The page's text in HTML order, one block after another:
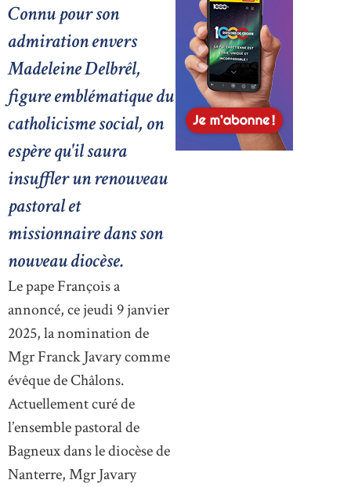
Connu pour son
admiration envers
Madeleine Delbrêl,
figure emblématique du
catholicisme social, on
espère qu'il saura
insuffler un renouveau
pastoral et
missionnaire dans son
nouveau diocèse.
Le pape François a
annoncé, ce jeudi 9 janvier
2025, la nomination de
Mgr Franck Javary comme
évêque de Châlons.
Actuellement curé de
l’ensemble pastoral de
Bagneux dans le diocèse de
Nanterre, Mgr Javary